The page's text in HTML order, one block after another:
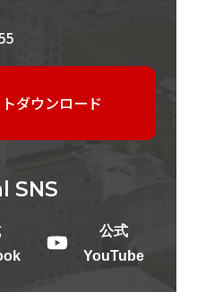
ダウンロード
SNS
公式
YouTube